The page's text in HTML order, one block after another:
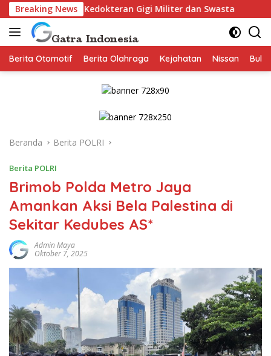
Langsung
ke
konten
Breaking News
Kedokteran Gigi Militer dan Swasta FKG Unpad
Berita Otomotif Berita Olahraga Kejahatan Nissan
Beranda Berita POLRI
Berita POLRI
Brimob Polda Metro Jaya
Amankan Aksi Bela Palestina di
Sekitar Kedubes AS*
Admin Maya
Oktober 7, 2025